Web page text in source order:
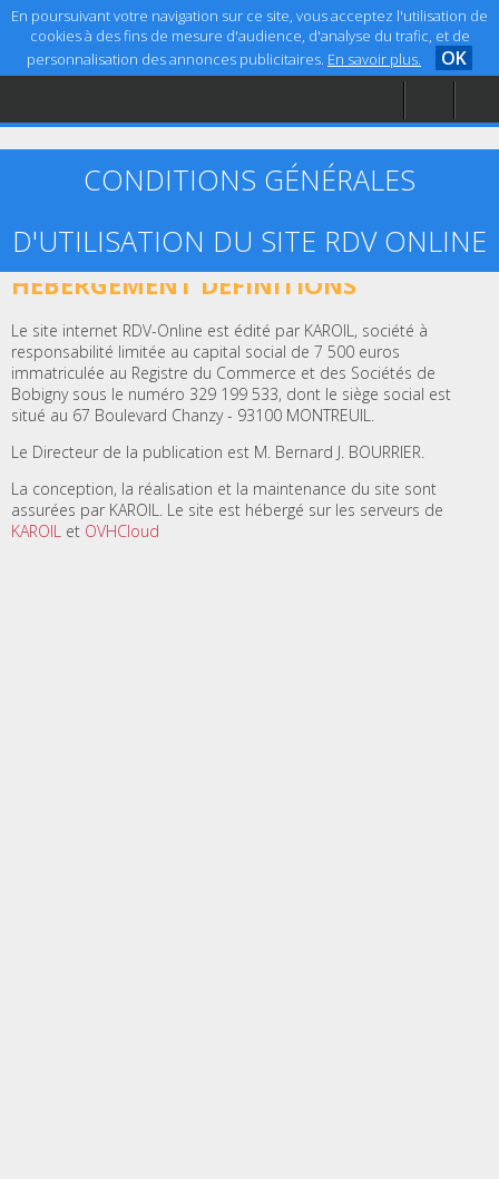
En poursuivant votre navigation sur ce site, vous acceptez l'utilisation de
cookies à des fins de mesure d'audience, d'analyse du trafic, et de
personnalisation des annonces publicitaires. En savoir plus. OK
Accueil
Aide
CONDITIONS GÉNÉRALES
D'UTILISATION DU SITE RDV ONLINE
ARTICLE 1 – ÉDITEUR, CRÉATION ET
HÉBERGEMENT DÉFINITIONS
Le site internet RDV-Online est édité par KAROIL, société à
responsabilité limitée au capital social de 7 500 euros
immatriculée au Registre du Commerce et des Sociétés de
Bobigny sous le numéro 329 199 533, dont le siège social est
situé au 67 Boulevard Chanzy - 93100 MONTREUIL.
Le Directeur de la publication est M. Bernard J. BOURRIER.
La conception, la réalisation et la maintenance du site sont
assurées par KAROIL. Le site est hébergé sur les serveurs de
KAROIL et OVHCloud